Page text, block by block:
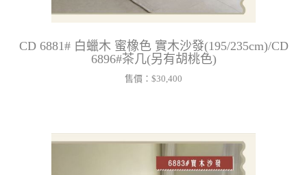
CD 6881# 白蠟木 蜜橡色 實木沙發(195/235cm)/CD
6896#茶几(另有胡桃色)
售價： $30,400